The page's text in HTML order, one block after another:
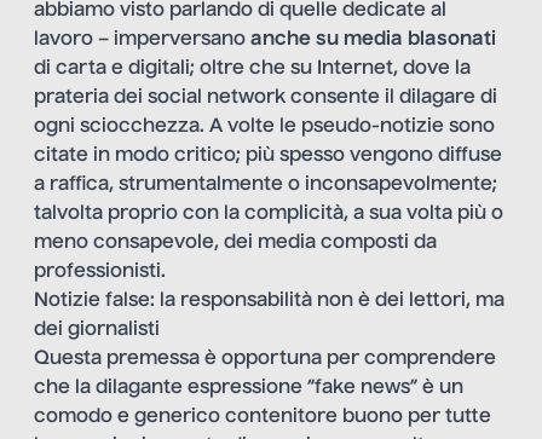
abbiamo visto parlando di quelle dedicate al
lavoro – imperversano anche su media blasonati
di carta e digitali; oltre che su Internet, dove la
prateria dei social network consente il dilagare di
ogni sciocchezza. A volte le pseudo-notizie sono
citate in modo critico; più spesso vengono diffuse
a raffica, strumentalmente o inconsapevolmente;
talvolta proprio con la complicità, a sua volta più o
meno consapevole, dei media composti da
professionisti.
Notizie false: la responsabilità non è dei lettori, ma
dei giornalisti
Questa premessa è opportuna per comprendere
che la dilagante espressione “fake news” è un
comodo e generico contenitore buono per tutte